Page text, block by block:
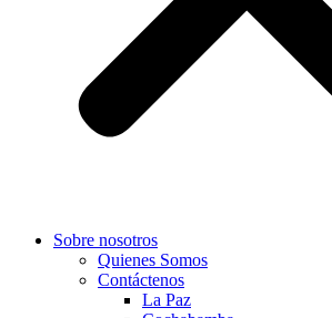
Sobre nosotros
Quienes Somos
Contáctenos
La Paz